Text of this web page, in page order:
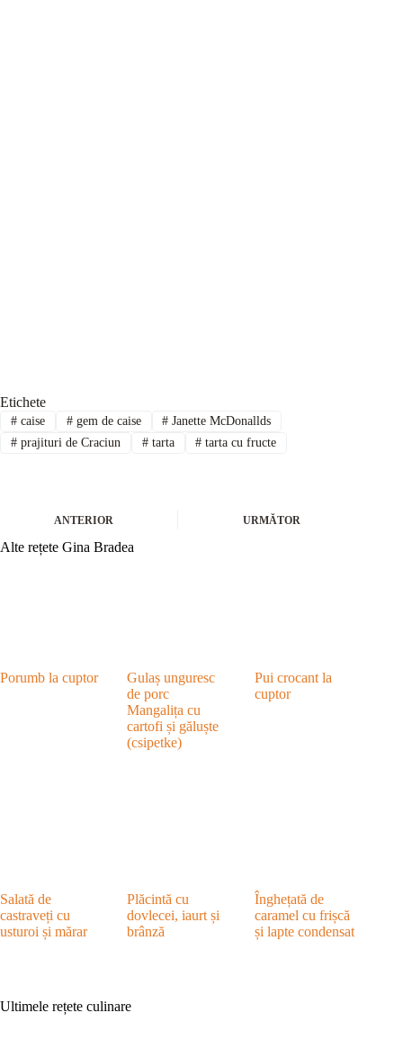
Etichete
#caise #gem de caise # Janette McDonallds
#prajituri de Craciun #tarta # tarta cu fructe
ANTERIOR URMĂTOR
Alte rețete Gina Bradea
Porumb la cuptor
Gulaș unguresc
de porc
Mangalița cu
cartofi și găluște
(csipetke)
Pui crocant la
cuptor
Salată de
castraveți cu
usturoi și mărar
Plăcintă cu
dovlecei, iaurt și
brânză
Înghețată de
caramel cu frișcă
și lapte condensat
Ultimele rețete culinare